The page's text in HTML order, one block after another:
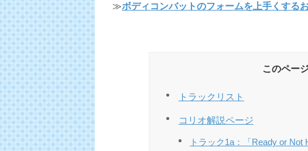
≫ボディコンバットのフォームを上手くする
このペー
トラックリスト
コリオ解説ページ
トラック1a：「Ready or Not